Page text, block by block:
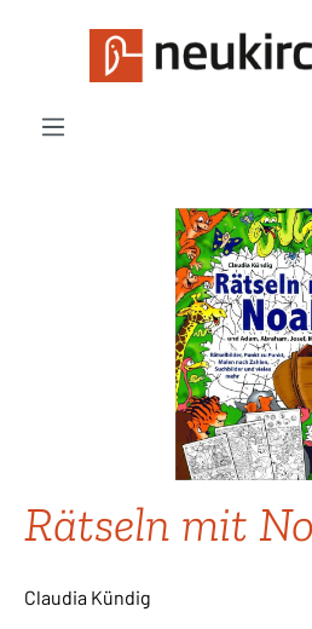
Zum Hauptinhalt springen
Bildergalerie überspringen
Rätseln mit
Claudia Kündig